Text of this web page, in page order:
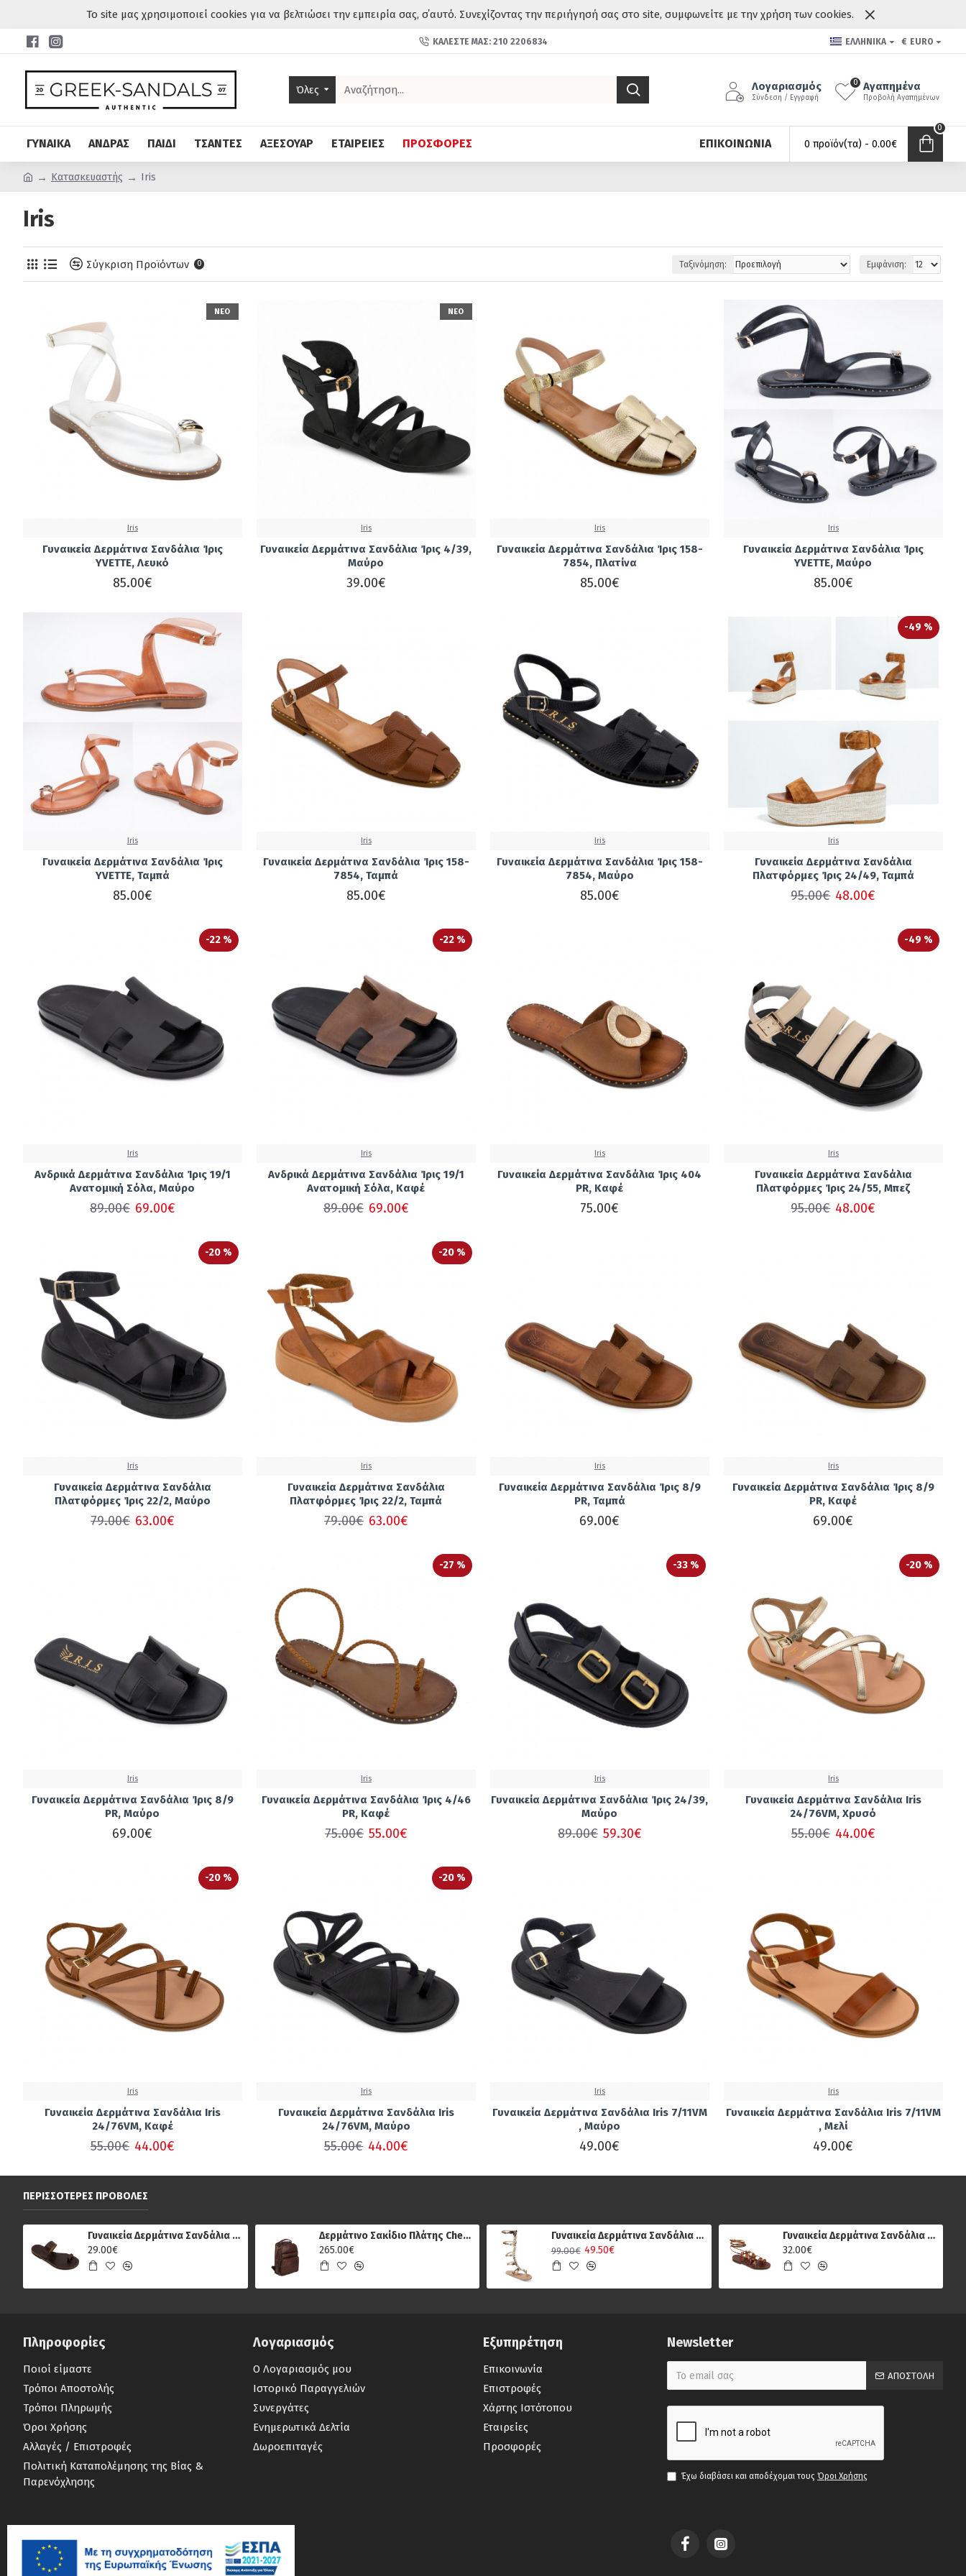
Το site μας χρησιμοποιεί cookies για να βελτιώσει την εμπειρία σας, σ΄αυτό. Συνεχίζοντας την περιήγησή σας στο site, συμφωνείτε με την χρήση των cookies.
ΚΑΛΈΣΤΕ ΜΑΣ: 210 2206834 ΕΛΛΗΝΙΚΆ € EURO
Όλες Λογαριασμός
Σύνδεση / Εγγραφή
Αγαπημένα
Προβολή Αγαπημένων
0
ΓΥΝΑΙΚΑ ΑΝΔΡΑΣ ΠΑΙΔΙ ΤΣΑΝΤΕΣ ΑΞΕΣΟΥΑΡ ΕΤΑΙΡΕΙΕΣ ΠΡΟΣΦΟΡΕΣ ΕΠΙΚΟΙΝΩΝΊΑ 0 προϊόν(τα) - 0.00€
0
Κατασκευαστής Iris
Iris
Σύγκριση Προϊόντων 0 Ταξινόμηση: Εμφάνιση:
ΝΕΟ
Iris
Γυναικεία Δερμάτινα Σανδάλια Ίρις
YVETTE, Λευκό
85.00€
ΝΕΟ
Iris
Γυναικεία Δερμάτινα Σανδάλια Ίρις 4/39,
Μαύρο
39.00€
Iris
Γυναικεία Δερμάτινα Σανδάλια Ίρις 158-
7854, Πλατίνα
85.00€
Iris
Γυναικεία Δερμάτινα Σανδάλια Ίρις
YVETTE, Μαύρο
85.00€
Iris
Γυναικεία Δερμάτινα Σανδάλια Ίρις
YVETTE, Ταμπά
85.00€
Iris
Γυναικεία Δερμάτινα Σανδάλια Ίρις 158-
7854, Ταμπά
85.00€
Iris
Γυναικεία Δερμάτινα Σανδάλια Ίρις 158-
7854, Μαύρο
85.00€
-49 %
Iris
Γυναικεία Δερμάτινα Σανδάλια
Πλατφόρμες Ίρις 24/49, Ταμπά
95.00€ 48.00€
-22 %
Iris
Ανδρικά Δερμάτινα Σανδάλια Ίρις 19/1
Ανατομική Σόλα, Μαύρο
89.00€ 69.00€
-22 %
Iris
Ανδρικά Δερμάτινα Σανδάλια Ίρις 19/1
Ανατομική Σόλα, Καφέ
89.00€ 69.00€
Iris
Γυναικεία Δερμάτινα Σανδάλια Ίρις 404
PR, Καφέ
75.00€
-49 %
Iris
Γυναικεία Δερμάτινα Σανδάλια
Πλατφόρμες Ίρις 24/55, Μπεζ
95.00€ 48.00€
-20 %
Iris
Γυναικεία Δερμάτινα Σανδάλια
Πλατφόρμες Ίρις 22/2, Μαύρο
79.00€ 63.00€
-20 %
Iris
Γυναικεία Δερμάτινα Σανδάλια
Πλατφόρμες Ίρις 22/2, Ταμπά
79.00€ 63.00€
Iris
Γυναικεία Δερμάτινα Σανδάλια Ίρις 8/9
PR, Ταμπά
69.00€
Iris
Γυναικεία Δερμάτινα Σανδάλια Ίρις 8/9
PR, Καφέ
69.00€
Iris
Γυναικεία Δερμάτινα Σανδάλια Ίρις 8/9
PR, Μαύρο
69.00€
-27 %
Iris
Γυναικεία Δερμάτινα Σανδάλια Ίρις 4/46
PR, Καφέ
75.00€ 55.00€
-33 %
Iris
Γυναικεία Δερμάτινα Σανδάλια Ίρις 24/39,
Μαύρο
89.00€ 59.30€
-20 %
Iris
Γυναικεία Δερμάτινα Σανδάλια Iris
24/76VM, Χρυσό
55.00€ 44.00€
-20 %
Iris
Γυναικεία Δερμάτινα Σανδάλια Iris
24/76VM, Καφέ
55.00€ 44.00€
-20 %
Iris
Γυναικεία Δερμάτινα Σανδάλια Iris
24/76VM, Μαύρο
55.00€ 44.00€
Iris
Γυναικεία Δερμάτινα Σανδάλια Iris 7/11VM
, Μαύρο
49.00€
Iris
Γυναικεία Δερμάτινα Σανδάλια Iris 7/11VM
, Μελί
49.00€
ΠΕΡΙΣΣΌΤΕΡΕΣ ΠΡΟΒΟΛΈΣ
Γυναικεία Δερμάτινα Σανδάλια Κούρος 14, Καφέ
29.00€
Δερμάτινο Σακίδιο Πλάτης Chesterfield C58.018401, Καφέ
265.00€
Γυναικεία Δερμάτινα Σανδάλια Μπότες Sparta 482, Πολύχρωμο Μεταλλικό
99.00€ 49.50€
Γυναικεία Δερμάτινα Σανδάλια Κούρος και Ίρις 71, Καφέ
32.00€
Πληροφορίες
Ποιοί είμαστε
Τρόποι Αποστολής
Τρόποι Πληρωμής
Όροι Χρήσης
Αλλαγές / Επιστροφές
Πολιτική Καταπολέμησης της Βίας &
Παρενόχλησης
Λογαριασμός
Ο Λογαριασμός μου
Ιστορικό Παραγγελιών
Συνεργάτες
Ενημερωτικά Δελτία
Δωροεπιταγές
Εξυπηρέτηση
Επικοινωνία
Επιστροφές
Χάρτης Ιστότοπου
Εταιρείες
Προσφορές
Newsletter
ΑΠΟΣΤΟΛΉ
Έχω διαβάσει και αποδέχομαι τους Όροι Χρήσης